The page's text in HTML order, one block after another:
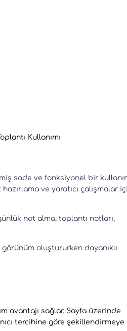
Kullanımı
sade ve fonksiyonel bir
ve yaratıcı çalışmalar
not alma, toplantı notları,
oluştururken dayanıklı
avantajı sağlar. Sayfa üzerinde
tercihine göre şekillendirmeye